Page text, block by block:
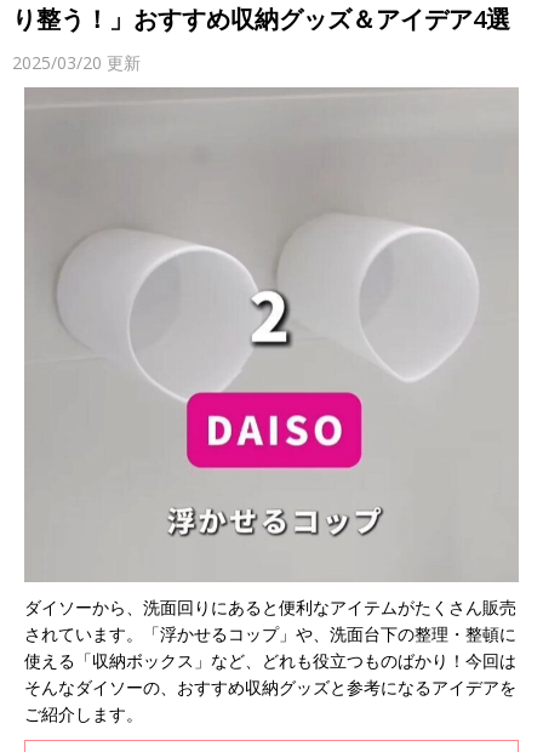
り整う！」おすすめ収納グッズ＆アイデア4選
2025/03/20 更新
ダイソーから、洗面回りにあると便利なアイテムがたくさん販売
されています。「浮かせるコップ」や、洗面台下の整理・整頓に
使える「収納ボックス」など、どれも役立つものばかり！今回は
そんなダイソーの、おすすめ収納グッズと参考になるアイデアを
ご紹介します。